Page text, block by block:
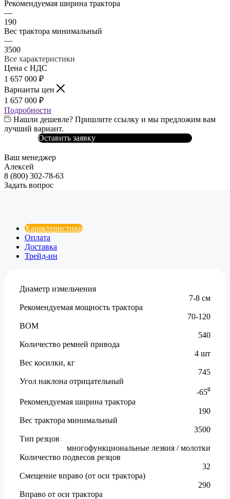
Рекомендуемая ширина трактора
—
190
Вес трактора минимальный
—
3500
Все характеристики
Цена с НДС
1 657 000 ₽
Варианты цен
1 657 000 ₽
Подробности
Нашли дешевле? Пришлите ссылку и мы предложим вам
лучший вариант.
Оставить заявку
Ваш менеджер
Алексей
8 (800) 302-78-63
Задать вопрос
Характеристики
Оплата
Доставка
Трейд-ин
Диаметр измельчения
7-8 см
Рекомендуемая мощность трактора
70-120
ВОМ
540
Количество ремней привода
4 шт
Вес косилки, кг
745
Угол наклона отрицательный
-65⁰
Рекомендуемая ширина трактора
190
Вес трактора минимальный
3500
Тип резцов
многофункциональные лезвия / молотки
Количество подвесов резцов
32
Смещение вправо (от оси трактора)
290
Вправо от оси трактора